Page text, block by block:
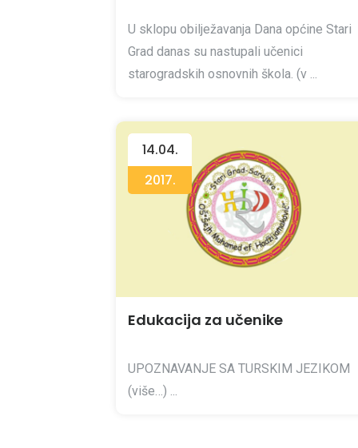
U sklopu obilježavanja Dana općine Stari
Grad danas su nastupali učenici
starogradskih osnovnih škola. (v ...
14.04.
2017.
Edukacija za učenike
UPOZNAVANJE SA TURSKIM JEZIKOM
(više…) ...